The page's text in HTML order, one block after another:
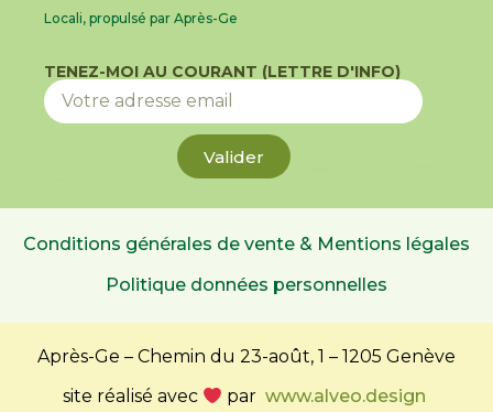
Locali, propulsé par Après-Ge
TENEZ-MOI AU COURANT (LETTRE D'INFO)
Valider
Conditions générales de vente & Mentions légales
Politique données personnelles
Après-Ge – Chemin du 23-août, 1 – 1205 Genève
site réalisé avec
par www.alveo.design